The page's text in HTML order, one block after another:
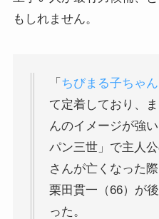
もしれません。
「 ちびまる子ちゃん
て定着しており、
んのイメージが強
パン三世」で主人
さんが亡くなった
栗田貫一（66）が
った。